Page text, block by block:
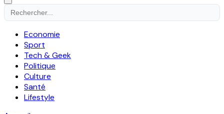
Economie
Sport
Tech & Geek
Politique
Culture
Santé
Lifestyle